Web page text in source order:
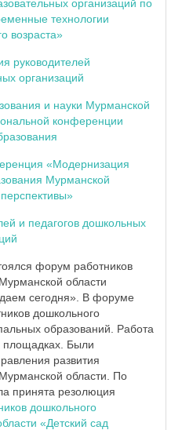
организаций по
технологии
возраста»
руководителей
организаций
и науки Мурманской
конференции
«Модернизация
Мурманской
и педагогов дошкольных
форум работников
области
сегодня». В форуме
дошкольного
образований. Работа
площадках. Были
развития
области. По
принята резолюция
дошкольного
«Детский сад